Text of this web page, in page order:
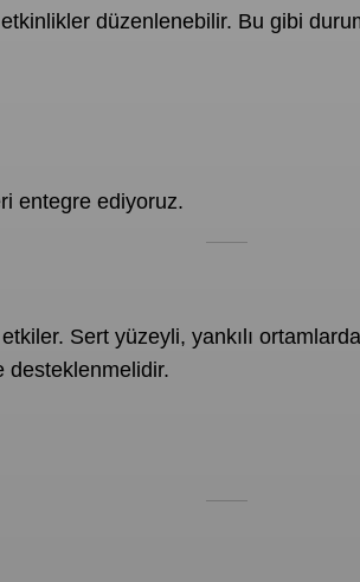
düzenlenebilir. Bu gibi
entegre ediyoruz.
etkiler. Sert yüzeyli, yankılı
desteklenmelidir.